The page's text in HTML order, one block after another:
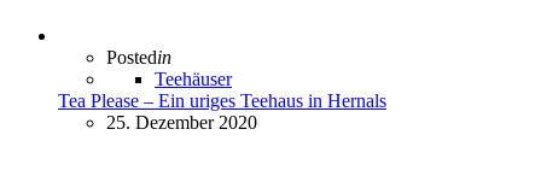
Postedin
Teehäuser
Tea Please – Ein uriges Teehaus in Hernals
25. Dezember 2020